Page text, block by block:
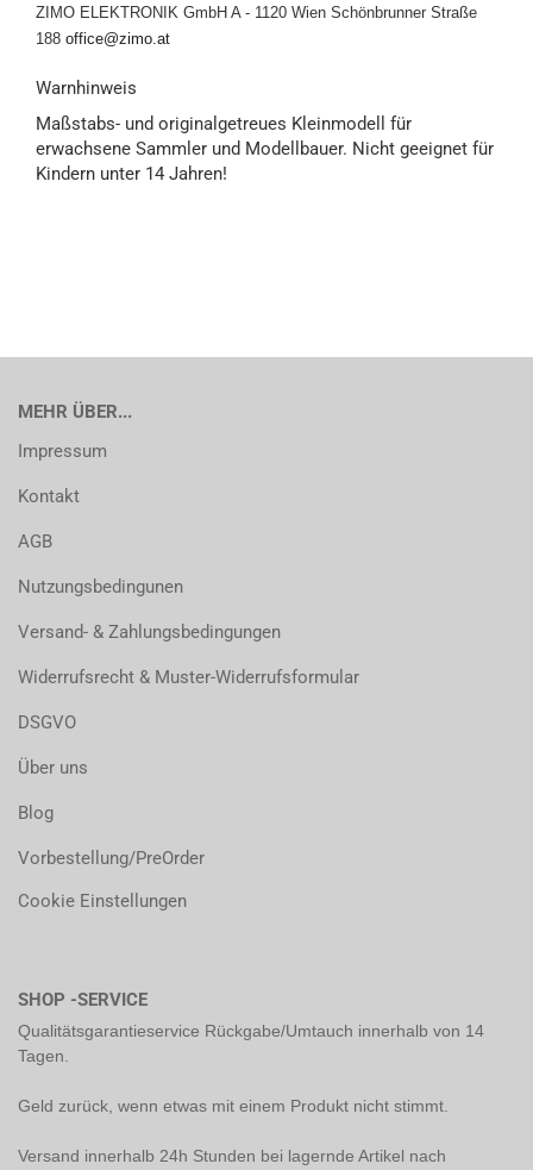
ZIMO ELEKTRONIK GmbH A - 1120 Wien Schönbrunner Straße
188 office@zimo.at
Warnhinweis
Maßstabs- und originalgetreues Kleinmodell für
erwachsene Sammler und Modellbauer. Nicht geeignet für
Kindern unter 14 Jahren!
MEHR ÜBER...
Impressum
Kontakt
AGB
Nutzungsbedingunen
Versand- & Zahlungsbedingungen
Widerrufsrecht & Muster-Widerrufsformular
DSGVO
Über uns
Blog
Vorbestellung/PreOrder
Cookie Einstellungen
SHOP -SERVICE
Qualitätsgarantieservice Rückgabe/Umtauch innerhalb von 14
Tagen.
Geld zurück, wenn etwas mit einem Produkt nicht stimmt.
Versand innerhalb 24h Stunden bei lagernde Artikel nach